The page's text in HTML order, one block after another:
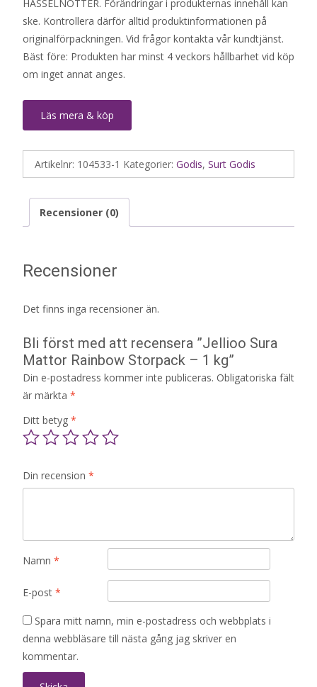
HASSELNÖTTER. Förändringar i produkternas innehåll kan
ske. Kontrollera därför alltid produktinformationen på
originalförpackningen. Vid frågor kontakta vår kundtjänst.
Bäst före: Produkten har minst 4 veckors hållbarhet vid köp
om inget annat anges.
Läs mera & köp
Artikelnr: 104533-1 Kategorier: Godis, Surt Godis
Recensioner (0)
Recensioner
Det finns inga recensioner än.
Bli först med att recensera ”Jellioo Sura
Mattor Rainbow Storpack – 1 kg”
Din e-postadress kommer inte publiceras. Obligatoriska fält
är märkta *
Ditt betyg *
Din recension *
Namn *
E-post *
Spara mitt namn, min e-postadress och webbplats i
denna webbläsare till nästa gång jag skriver en
kommentar.